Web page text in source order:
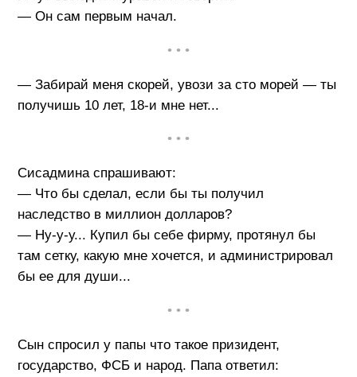
— Он сам первым начал.
• • •
— Забирай меня скорей, увози за сто морей — ты
получишь 10 лет, 18-и мне нет...
• • •
Сисадмина спрашивают:
— Что бы сделал, если бы ты получил
наследство в миллион долларов?
— Ну-у-у... Купил бы себе фирму, протянул бы
там сетку, какую мне хочется, и администрировал
бы ее для души...
• • •
Cын спросил у папы что такое призидент,
государство, ФСБ и народ. Папа ответил: